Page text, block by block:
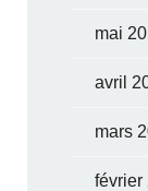
mai
avril
mars
février